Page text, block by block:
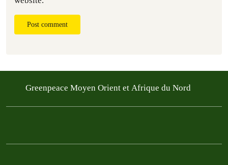
Post comment
Greenpeace Moyen Orient et Afrique du Nord